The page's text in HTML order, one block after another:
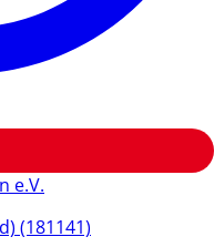
e.V.
(181141)